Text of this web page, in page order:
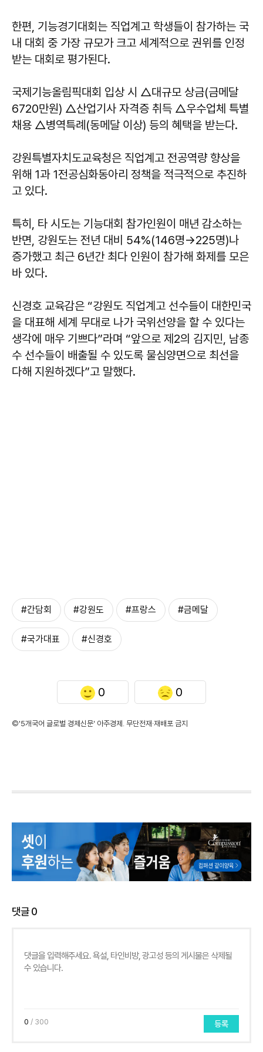
한편, 기능경기대회는 직업계고 학생들이 참가하는 국
내 대회 중 가장 규모가 크고 세계적으로 권위를 인정
받는 대회로 평가된다.
국제기능올림픽대회 입상 시 △대규모 상금(금메달
6720만원) △산업기사 자격증 취득 △우수업체 특별
채용 △병역특례(동메달 이상) 등의 혜택을 받는다.
강원특별자치도교육청은 직업계고 전공역량 향상을
위해 1과 1전공심화동아리 정책을 적극적으로 추진하
고 있다.
특히, 타 시도는 기능대회 참가인원이 매년 감소하는
반면, 강원도는 전년 대비 54%(146명→225명)나
증가했고 최근 6년간 최다 인원이 참가해 화제를 모은
바 있다.
신경호 교육감은 “강원도 직업계고 선수들이 대한민국
을 대표해 세계 무대로 나가 국위선양을 할 수 있다는
생각에 매우 기쁘다”라며 “앞으로 제2의 김지민, 남종
수 선수들이 배출될 수 있도록 물심양면으로 최선을
다해 지원하겠다”고 말했다.
#간담회 #강원도 #프랑스 #금메달
#국가대표 #신경호
0 0
©'5개국어 글로벌 경제신문' 아주경제. 무단전재·재배포 금지
댓글0
0 / 300 등록